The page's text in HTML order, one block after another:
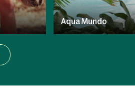
Aqua Mundo